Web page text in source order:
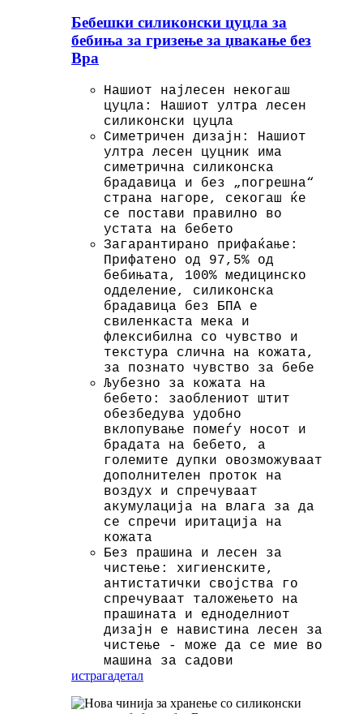
Бебешки силиконски цуцла за
бебиња за гризење за џвакање без
Bpa
Нашиот најлесен некогаш
цуцла: Нашиот ултра лесен
силиконски цуцла
Симетричен дизајн: Нашиот
ултра лесен цуцник има
симетрична силиконска
брадавица и без „погрешна“
страна нагоре, секогаш ќе
се постави правилно во
устата на бебето
Загарантирано прифаќање:
Прифатено од 97,5% од
бебињата, 100% медицинско
одделение, силиконска
брадавица без БПА е
свиленкаста мека и
флексибилна со чувство и
текстура слична на кожата,
за познато чувство за бебе
Љубезно за кожата на
бебето: заоблениот штит
обезбедува удобно
вклопување помеѓу носот и
брадата на бебето, а
големите дупки овозможуваат
дополнителен проток на
воздух и спречуваат
акумулација на влага за да
се спречи иритација на
кожата
Без прашина и лесен за
чистење: хигиенските,
антистатички својства го
спречуваат таложењето на
прашината и едноделниот
дизајн е навистина лесен за
чистење - може да се мие во
машина за садови
истрагадетал